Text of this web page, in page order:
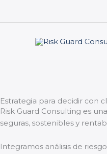
Estrategia para decidir con
Risk Guard Consulting es
seguras, sostenibles y
Integramos análisis de